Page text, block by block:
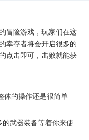
冒险游戏，玩家们在这
幸存者将会开启很多的
点击即可，击败就能获
体的操作还是很简单
武器装备等着你来使